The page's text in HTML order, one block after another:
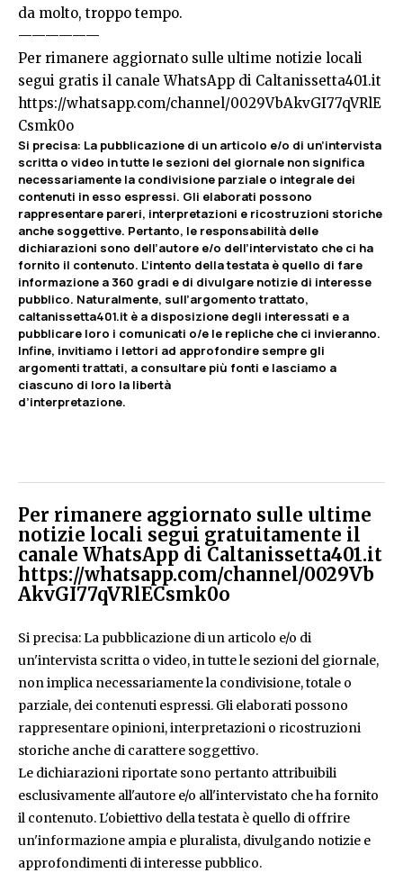
da molto, troppo tempo.
——————
Per rimanere aggiornato sulle ultime notizie locali
segui gratis il canale WhatsApp di Caltanissetta401.it
https://whatsapp.com/channel/0029VbAkvGI77qVRlE
Csmk0o
Si precisa: La pubblicazione di un articolo e/o di un’intervista
scritta o video in tutte le sezioni del giornale non significa
necessariamente la condivisione parziale o integrale dei
contenuti in esso espressi. Gli elaborati possono
rappresentare pareri, interpretazioni e ricostruzioni storiche
anche soggettive. Pertanto, le responsabilità delle
dichiarazioni sono dell’autore e/o dell’intervistato che ci ha
fornito il contenuto. L’intento della testata è quello di fare
informazione a 360 gradi e di divulgare notizie di interesse
pubblico. Naturalmente, sull’argomento trattato,
caltanissetta401.it è a disposizione degli interessati e a
pubblicare loro i comunicati o/e le repliche che ci invieranno.
Infine, invitiamo i lettori ad approfondire sempre gli
argomenti trattati, a consultare più fonti e lasciamo a
ciascuno di loro la libertà
d’interpretazione.
Per rimanere aggiornato sulle ultime
notizie locali segui gratuitamente il
canale WhatsApp di Caltanissetta401.it
https://whatsapp.com/channel/0029Vb
AkvGI77qVRlECsmk0o
Si precisa: La pubblicazione di un articolo e/o di
un'intervista scritta o video, in tutte le sezioni del giornale,
non implica necessariamente la condivisione, totale o
parziale, dei contenuti espressi. Gli elaborati possono
rappresentare opinioni, interpretazioni o ricostruzioni
storiche anche di carattere soggettivo.
Le dichiarazioni riportate sono pertanto attribuibili
esclusivamente all'autore e/o all'intervistato che ha fornito
il contenuto. L'obiettivo della testata è quello di offrire
un'informazione ampia e pluralista, divulgando notizie e
approfondimenti di interesse pubblico.